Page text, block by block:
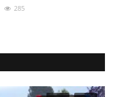
285